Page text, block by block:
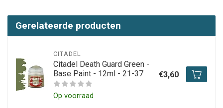
Gerelateerde producten
CITADEL
Citadel Death Guard Green -
Base Paint - 12ml - 21-37
Op voorraad
€3,60